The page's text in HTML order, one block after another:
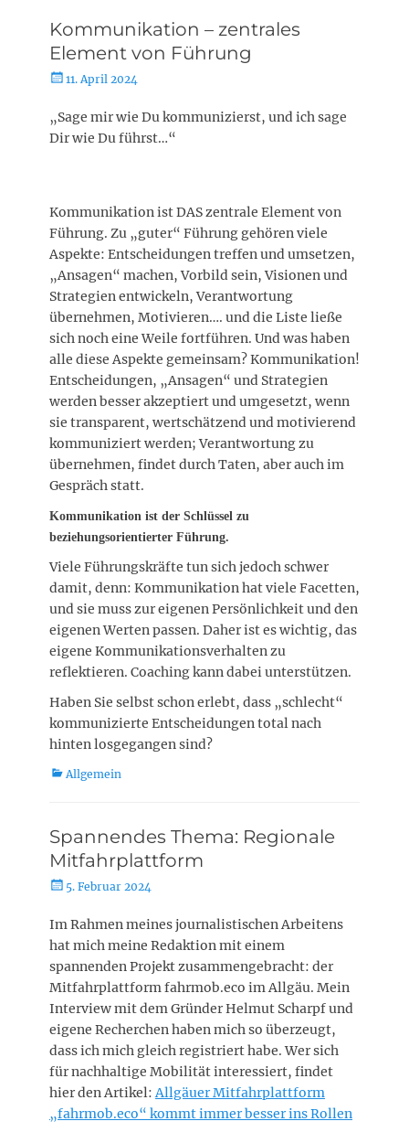
Kommunikation – zentrales
Element von Führung
Posted
11. April 2024
„Sage mir wie Du kommunizierst, und ich sage
Dir wie Du führst…“
Kommunikation ist DAS zentrale Element von
Führung. Zu „guter“ Führung gehören viele
Aspekte: Entscheidungen treffen und umsetzen,
„Ansagen“ machen, Vorbild sein, Visionen und
Strategien entwickeln, Verantwortung
übernehmen, Motivieren…. und die Liste ließe
sich noch eine Weile fortführen. Und was haben
alle diese Aspekte gemeinsam? Kommunikation!
Entscheidungen, „Ansagen“ und Strategien
werden besser akzeptiert und umgesetzt, wenn
sie transparent, wertschätzend und motivierend
kommuniziert werden; Verantwortung zu
übernehmen, findet durch Taten, aber auch im
Gespräch statt.
Kommunikation ist der Schlüssel zu
beziehungsorientierter Führung.
Viele Führungskräfte tun sich jedoch schwer
damit, denn: Kommunikation hat viele Facetten,
und sie muss zur eigenen Persönlichkeit und den
eigenen Werten passen. Daher ist es wichtig, das
eigene Kommunikationsverhalten zu
reflektieren. Coaching kann dabei unterstützen.
Haben Sie selbst schon erlebt, dass „schlecht“
kommunizierte Entscheidungen total nach
hinten losgegangen sind?
Kategorien
Allgemein
Spannendes Thema: Regionale
Mitfahrplattform
Posted5. Februar 2024
Im Rahmen meines journalistischen Arbeitens
hat mich meine Redaktion mit einem
spannenden Projekt zusammengebracht: der
Mitfahrplattform fahrmob.eco im Allgäu. Mein
Interview mit dem Gründer Helmut Scharpf und
eigene Recherchen haben mich so überzeugt,
dass ich mich gleich registriert habe. Wer sich
für nachhaltige Mobilität interessiert, findet
hier den Artikel: Allgäuer Mitfahrplattform
„fahrmob.eco“ kommt immer besser ins Rollen